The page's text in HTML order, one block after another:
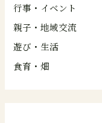
行事・イベント
親子・地域交流
遊び・生活
食育・畑